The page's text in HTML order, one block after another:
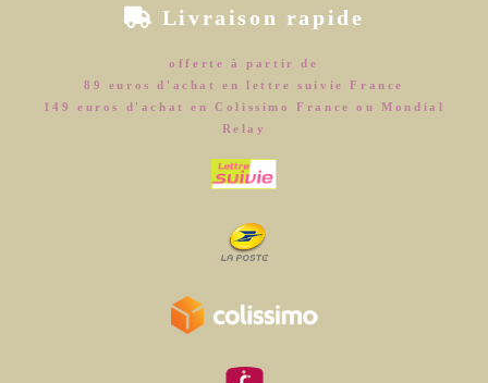
 Livraison rapide
offerte à partir de
89 euros d'achat en lettre suivie France
149 euros d'achat en Colissimo France ou Mondial
Relay